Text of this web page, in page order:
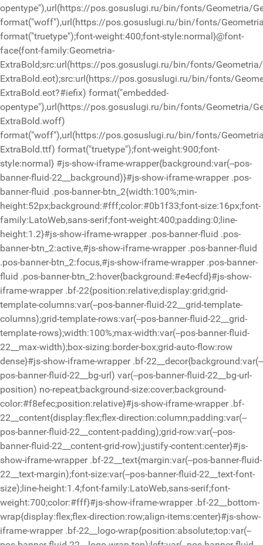
opentype"),url(https://pos.gosuslugi.ru/bin/fonts/Geometria/
format("woff"),url(https://pos.gosuslugi.ru/bin/fonts/
format("truetype");font-weight:400;font-style:normal}@font-
face{font-family:Geometria-
ExtraBold;src:url(https://pos.gosuslugi.ru/bin/fonts/
ExtraBold.eot);src:url(https://pos.gosuslugi.ru/bin/fonts/
ExtraBold.eot?#iefix) format("embedded-
opentype"),url(https://pos.gosuslugi.ru/bin/fonts/Geometria/
ExtraBold.woff)
format("woff"),url(https://pos.gosuslugi.ru/bin/fonts/
ExtraBold.ttf) format("truetype");font-weight:900;font-
style:normal} #js-show-iframe-wrapper{background:var(--pos-
banner-fluid-22__background)}#js-show-iframe-wrapper .pos-
banner-fluid .pos-banner-btn_2{width:100%;min-
height:52px;background:#fff;color:#0b1f33;font-size:16px;font-
family:LatoWeb,sans-serif;font-weight:400;padding:0;line-
height:1.2}#js-show-iframe-wrapper .pos-banner-fluid .pos-
banner-btn_2:active,#js-show-iframe-wrapper .pos-banner-fluid
.pos-banner-btn_2:focus,#js-show-iframe-wrapper .pos-banner-
fluid .pos-banner-btn_2:hover{background:#e4ecfd}#js-show-
iframe-wrapper .bf-22{position:relative;display:grid;grid-
template-columns:var(--pos-banner-fluid-22__grid-template-
columns);grid-template-rows:var(--pos-banner-fluid-22__grid-
template-rows);width:100%;max-width:var(--pos-banner-fluid-
22__max-width);box-sizing:border-box;grid-auto-flow:row
dense}#js-show-iframe-wrapper .bf-22__decor{background:var(--
pos-banner-fluid-22__bg-url) var(--pos-banner-fluid-22__bg-url-
position) no-repeat;background-size:cover;background-
color:#f8efec;position:relative}#js-show-iframe-wrapper .bf-
22__content{display:flex;flex-direction:column;padding:var(--
pos-banner-fluid-22__content-padding);grid-row:var(--pos-
banner-fluid-22__content-grid-row);justify-content:center}#js-
show-iframe-wrapper .bf-22__text{margin:var(--pos-banner-fluid-
22__text-margin);font-size:var(--pos-banner-fluid-22__text-font-
size);line-height:1.4;font-family:LatoWeb,sans-serif;font-
weight:700;color:#fff}#js-show-iframe-wrapper .bf-22__bottom-
wrap{display:flex;flex-direction:row;align-items:center}#js-show-
iframe-wrapper .bf-22__logo-wrap{position:absolute;top:var(--